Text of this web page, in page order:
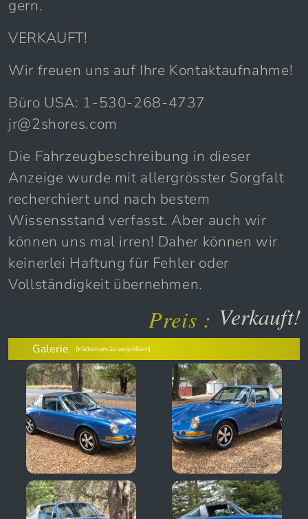
gern.
VERKAUFT!
Wir freuen uns auf Ihre Kontaktaufnahme!
Büro USA: 1-530-268-4737
jr@2shores.com
Die Fahrzeugbeschreibung in dieser
Anzeige wurde mit allergrösster Sorgfalt
recherchiert und nach bestem
Wissensstand verfasst. Aber auch wir
können uns mal irren! Daher können wir
keinerlei Haftung für Fehler oder
Vollständigkeit übernehmen.
Preis : Verkauft!
Galerie (klicken um zu vergrößern)